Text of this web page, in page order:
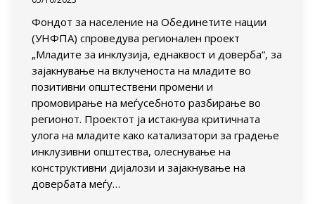
Фондот за население на Обединетите нации
(УНФПА) спроведува регионален проект
„Младите за инклузија, еднаквост и доверба“, за
зајакнување на вклученоста на младите во
позитивни општествени промени и
промовирање на меѓусебното разбирање во
регионот. Проектот ја истакнува критичната
улога на младите како катализатори за градење
инклузивни општества, олеснување на
конструктивни дијалози и зајакнување на
довербата меѓу…